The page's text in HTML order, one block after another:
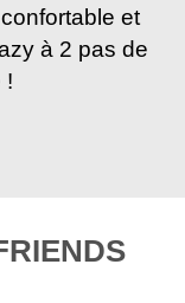
et
à 2 pas de
!